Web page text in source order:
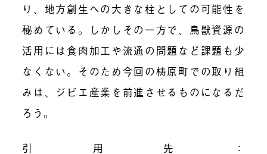
り、地方創生への大きな柱としての可能性を
秘めている。しかしその一方で、鳥獣資源の
活用には食肉加工や流通の問題など課題も少
なくない。そのため今回の梼原町での取り組
みは、ジビエ産業を前進させるものになるだ
ろう。
引用先：